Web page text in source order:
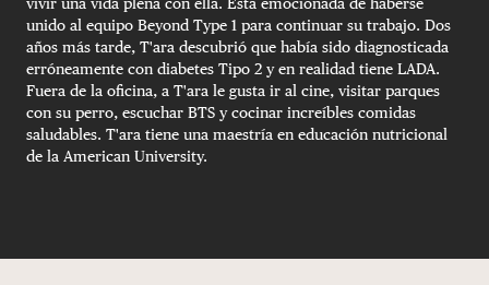
unido al equipo Beyond Type 1 para continuar su trabajo. Dos
años más tarde, T'ara descubrió que había sido diagnosticada
erróneamente con diabetes Tipo 2 y en realidad tiene LADA.
Fuera de la oficina, a T'ara le gusta ir al cine, visitar parques
con su perro, escuchar BTS y cocinar increíbles comidas
saludables. T'ara tiene una maestría en educación nutricional
de la American University.